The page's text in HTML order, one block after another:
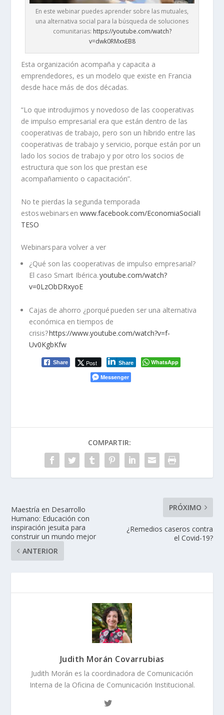
En este webinar puedes aprender sobre las mutuales,
una alternativa social para la búsqueda de soluciones
comunitarias: https://youtube.com/watch?
v=dwk0RMxxEB8
Esta organización acompaña y capacita a
emprendedores, es un modelo que existe en Francia
desde hace más de dos décadas.
“Lo que introdujimos y novedoso de las cooperativas
de impulso empresarial era que están dentro de las
cooperativas de trabajo, pero son un híbrido entre las
cooperativas de trabajo y servicio, porque están por un
lado los socios de trabajo y por otro los socios de
estructura que son los que prestan ese
acompañamiento o capacitación”.
No te pierdas la segunda temporada
estoswebinars enwww.facebook.com/EconomiaSocialI
TESO
Webinars para volver a ver
¿Qué son las cooperativas de impulso empresarial?
El caso Smart Ibérica.youtube.com/watch?
v=0LzObDRxyoE
Cajas de ahorro ¿porqué pueden ser una alternativa
económica en tiempos de
crisis?https://www.youtube.com/watch?v=f-
Uv0KgbKfw
Share Post Share
WhatsApp
Messenger
COMPARTIR:
Maestría en Desarrollo
Humano: Educación con
inspiración jesuita para
construir un mundo mejor
ANTERIOR
PRÓXIMO
¿Remedios caseros contra
el Covid-19?
Judith Morán Covarrubias
Judith Morán es la coordinadora de Comunicación
Interna de la Oficina de Comunicación Institucional.